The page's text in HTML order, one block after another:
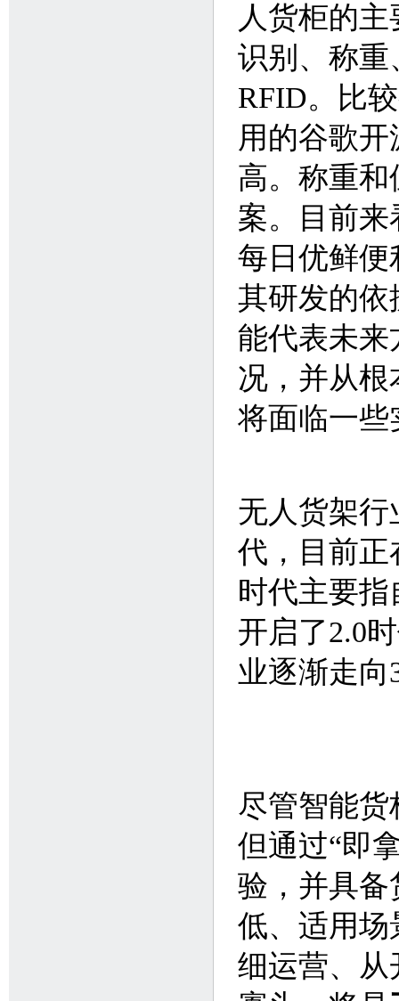
人货柜的
识别、称重
RFID。比
用的谷歌
高。称重
案。目前
每日优鲜便
其研发的依
能代表未来
况，并从
将面临一些
无人货架
代，目前正
时代主要
开启了2.0
业逐渐走向
尽管智能
但通过“即
验，并具备
低、适用场
细运营、从